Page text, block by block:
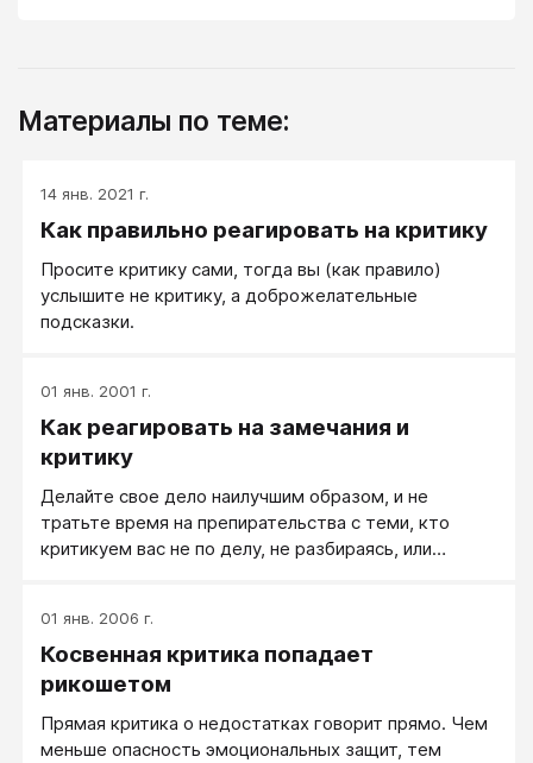
Материалы по теме:
14 янв. 2021 г.
Как правильно реагировать на критику
Просите критику сами, тогда вы (как правило)
услышите не критику, а доброжелательные
подсказки.
01 янв. 2001 г.
Как реагировать на замечания и
критику
Делайте свое дело наилучшим образом, и не
тратьте время на препирательства с теми, кто
критикуем вас не по делу, не разбираясь, или
01 янв. 2006 г.
Косвенная критика попадает
рикошетом
Прямая критика о недостатках говорит прямо. Чем
меньше опасность эмоциональных защит, тем